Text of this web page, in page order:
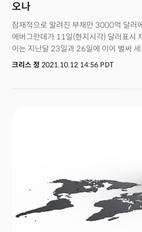
오나
잠재적으로 알려진 부채만 3000억 달러
에버그란데가 11일(현지시각) 달러표시
이는 지난달 23일과 26일에 이어 벌써
1억 4800만 달러에 달한다. 30일의 유예
만기 채권으로 교환하는 방식을 제안했
부동산 업체들이 동시다발적으로 붕괴의
국가 신용부도스왑(CDS) 스프레드가 팬
있다. 신용부도스왑(Credit Default
일종으로 해당 채권의 부도위험(Risk)과
수익률이 높아질수록 해당 기업 혹은 국
의미한다. 최근 중국의 국가 신용부도스
상승하고 있다. 그만큼 중국 경제 위험이
크리스 정 2021.10.12 14:56 PDT